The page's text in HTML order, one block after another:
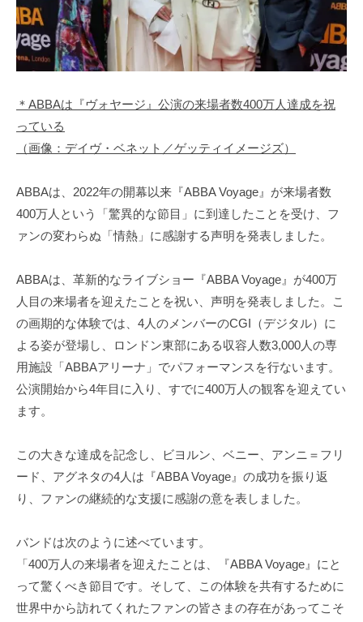
＊ABBAは『ヴォヤージ』公演の来場者数400万人達成を祝
っている
（画像：デイヴ・ベネット／ゲッティイメージズ）
ABBAは、2022年の開幕以来『ABBA Voyage』が来場者数
400万人という「驚異的な節目」に到達したことを受け、フ
ァンの変わらぬ「情熱」に感謝する声明を発表しました。
ABBAは、革新的なライブショー『ABBA Voyage』が400万
人目の来場者を迎えたことを祝い、声明を発表しました。こ
の画期的な体験では、4人のメンバーのCGI（デジタル）に
よる姿が登場し、ロンドン東部にある収容人数3,000人の専
用施設「ABBAアリーナ」でパフォーマンスを行ないます。
公演開始から4年目に入り、すでに400万人の観客を迎えてい
ます。
この大きな達成を記念し、ビヨルン、ベニー、アンニ＝フリ
ード、アグネタの4人は『ABBA Voyage』の成功を振り返
り、ファンの継続的な支援に感謝の意を表しました。
バンドは次のように述べています。
「400万人の来場者を迎えたことは、『ABBA Voyage』にと
って驚くべき節目です。そして、この体験を共有するために
世界中から訪れてくれたファンの皆さまの存在があってこそ